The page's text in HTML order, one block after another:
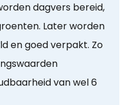
dagvers bereid,
Later worden
en goed verpakt. Zo
van wel 6